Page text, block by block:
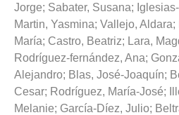
Jorge; Sabater, Susana;
Martin, Yasmina; Vallejo, Aldara;
María; Castro, Beatriz; Lara,
Rodríguez-fernández, Ana;
Alejandro; Blas, José-Joaquín;
Cesar; Rodríguez, María-José;
Melanie; García-Díez, Julio;